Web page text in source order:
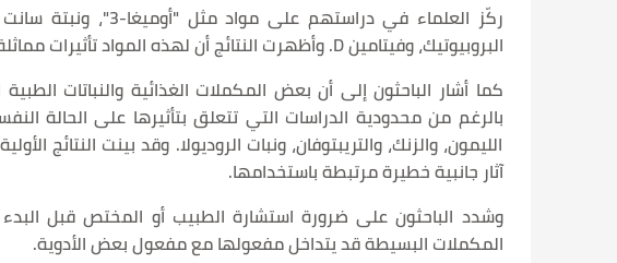
ركّز العلماء في
البروبيوتيك، وفيتامين D. وأظهرت النتائج أن لهذه المواد تأثيرات مماثلة لتلك التي تحققها مضادات الاكتئاب الدوائية التقليدية.
كما أشار الباحثون إلى أن بعض المكملات الغذائية والنباتات
بالرغم من محدودية الدراسات التي تتعلق بتأثيرها على الحالة
الليمون، والزنك، والتريبتوفان، ونبات الروديولا. وقد بينت
آثار جانبية خطيرة مرتبطة باستخدامها.
وشدد الباحثون على ضرورة استشارة الطبيب أو المختص قبل
المكملات البسيطة قد يتداخل مفعولها مع مفعول بعض الأدوية.